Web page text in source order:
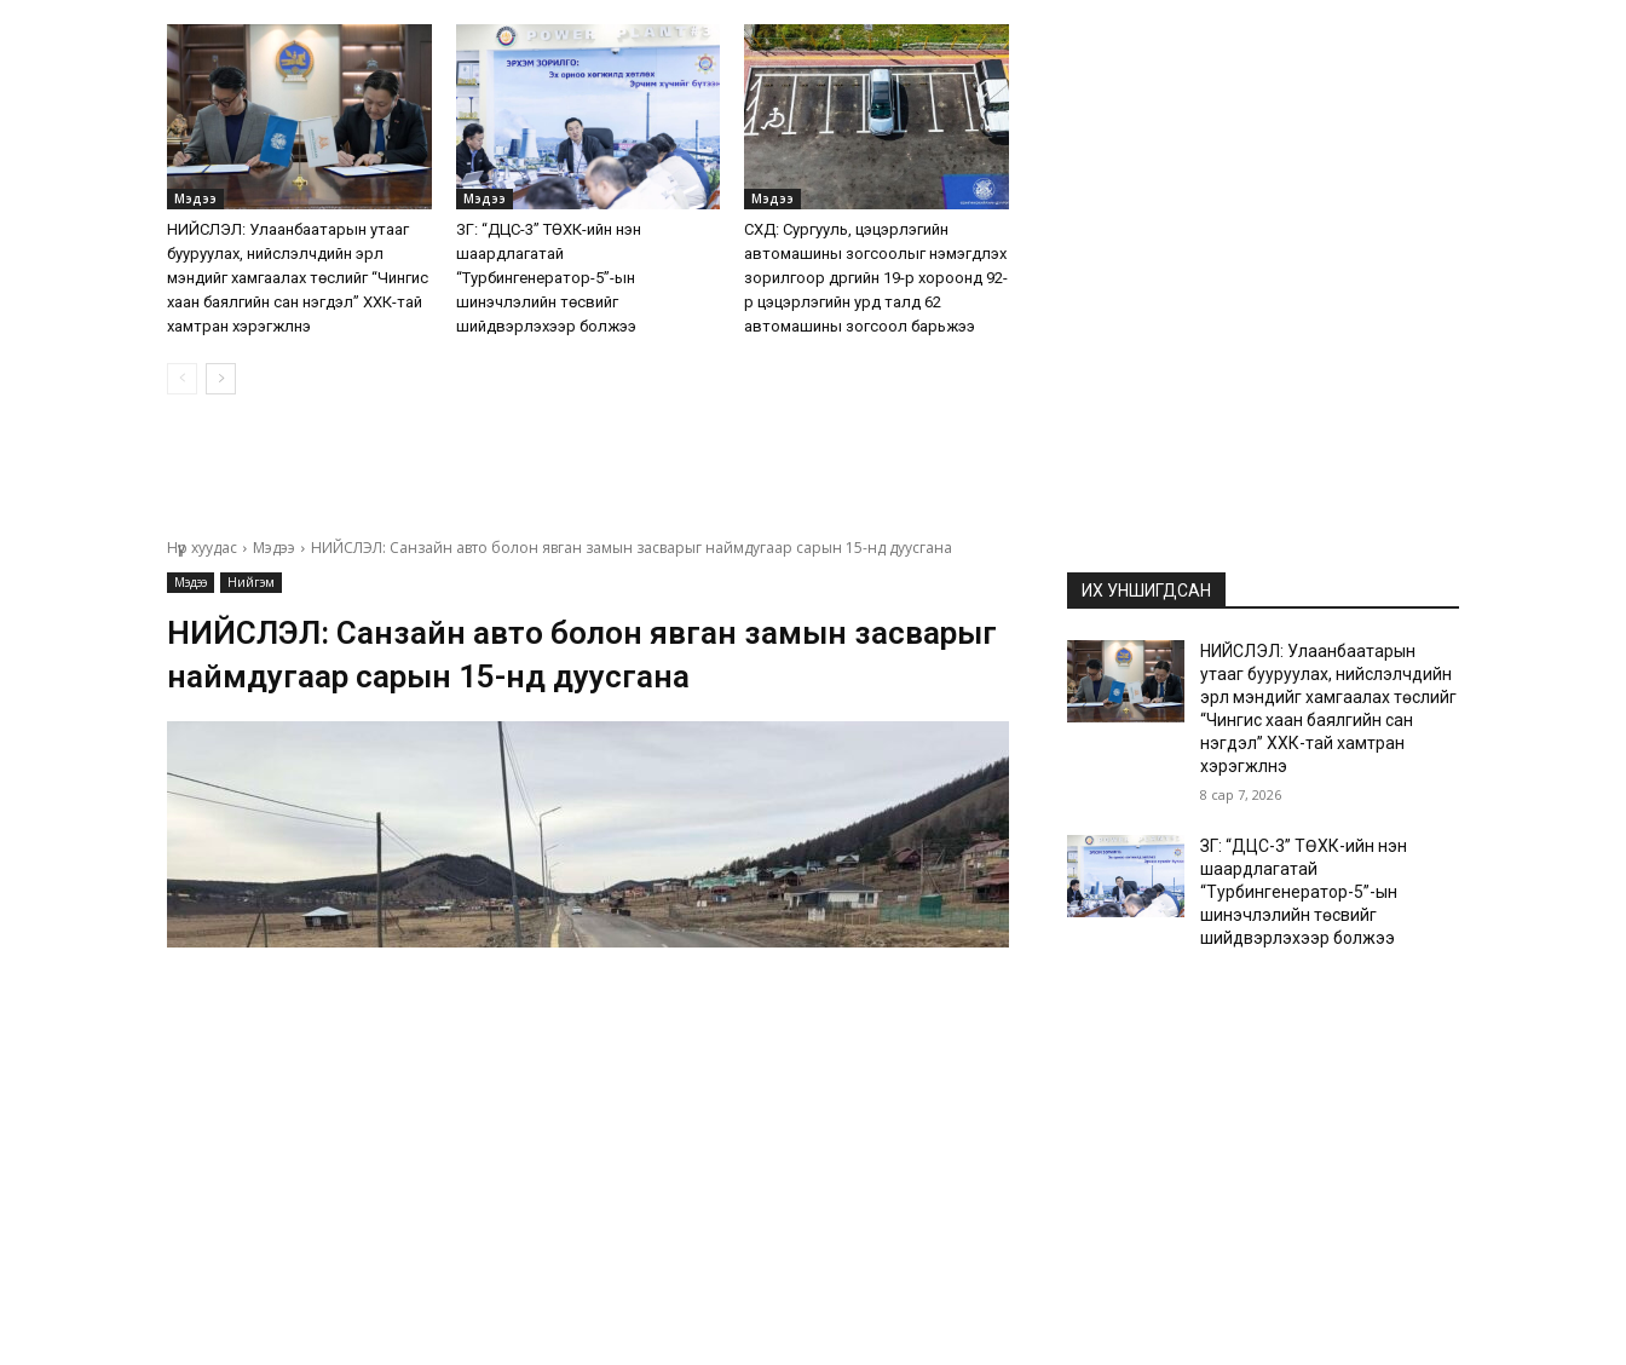
Мэдээ
НИЙСЛЭЛ: Улаанбаатарын утааг
бууруулах, нийслэлчүүдийн эрүүл
мэндийг хамгаалах төслийг “Чингис
хаан баялгийн сан нэгдэл” ХХК-тай
хамтран хэрэгжүүлнэ
Мэдээ
ЗГ: “ДЦС-3” ТӨХК-ийн нэн
шаардлагатай
“Турбингенератор-5”-ын
шинэчлэлийн төсвийг
шийдвэрлэхээр болжээ
Мэдээ
СХД: Сургууль, цэцэрлэгийн
автомашины зогсоолыг нэмэгдүүлэх
зорилгоор дүүргийн 19-р хороонд 92-
р цэцэрлэгийн урд талд 62
автомашины зогсоол барьжээ